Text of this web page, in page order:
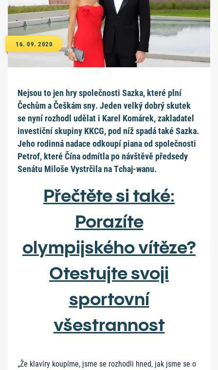
16. 09. 2020
Nejsou to jen hry společnosti Sazka, které plní
Čechům a Češkám sny. Jeden velký dobrý skutek
se nyní rozhodl udělat i Karel Komárek, zakladatel
investiční skupiny KKCG, pod níž spadá také Sazka.
Jeho rodinná nadace odkoupí piana od společnosti
Petrof, které Čína odmítla po návštěvě předsedy
Senátu Miloše Vystrčila na Tchaj-wanu.
Přečtěte si také:
Porazíte
olympijského vítěze?
Otestujte svoji
sportovní
všestrannost
„Že klavíry koupíme, jsme se rozhodli hned, jak jsme se o